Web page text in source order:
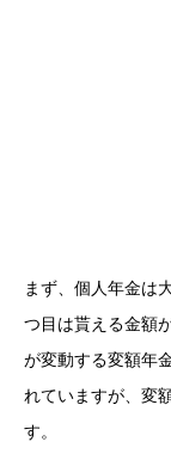
まず、個人年金は
つ目は貰える金額
が変動する変額年
れていますが、変
す。